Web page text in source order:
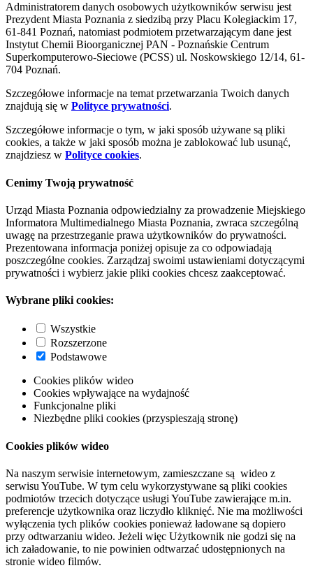
Administratorem danych osobowych użytkowników serwisu jest
Prezydent Miasta Poznania z siedzibą przy Placu Kolegiackim 17,
61-841 Poznań, natomiast podmiotem przetwarzającym dane jest
Instytut Chemii Bioorganicznej PAN - Poznańskie Centrum
Superkomputerowo-Sieciowe (PCSS) ul. Noskowskiego 12/14, 61-
704 Poznań.
Szczegółowe informacje na temat przetwarzania Twoich danych
znajdują się w Polityce prywatności.
Szczegółowe informacje o tym, w jaki sposób używane są pliki
cookies, a także w jaki sposób można je zablokować lub usunąć,
znajdziesz w Polityce cookies.
Cenimy Twoją prywatność
Urząd Miasta Poznania odpowiedzialny za prowadzenie Miejskiego
Informatora Multimedialnego Miasta Poznania, zwraca szczególną
uwagę na przestrzeganie prawa użytkowników do prywatności.
Prezentowana informacja poniżej opisuje za co odpowiadają
poszczególne cookies. Zarządzaj swoimi ustawieniami dotyczącymi
prywatności i wybierz jakie pliki cookies chcesz zaakceptować.
Wybrane pliki cookies:
Wszystkie
Rozszerzone
Podstawowe
Cookies plików wideo
Cookies wpływające na wydajność
Funkcjonalne pliki
Niezbędne pliki cookies (przyspieszają stronę)
Cookies plików wideo
Na naszym serwisie internetowym, zamieszczane są wideo z
serwisu YouTube. W tym celu wykorzystywane są pliki cookies
podmiotów trzecich dotyczące usługi YouTube zawierające m.in.
preferencje użytkownika oraz liczydło kliknięć. Nie ma możliwości
wyłączenia tych plików cookies ponieważ ładowane są dopiero
przy odtwarzaniu wideo. Jeżeli więc Użytkownik nie godzi się na
ich załadowanie, to nie powinien odtwarzać udostępnionych na
stronie wideo filmów.